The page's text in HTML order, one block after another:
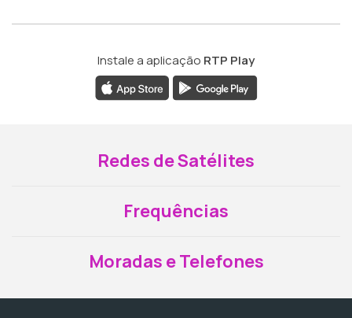
Instale a aplicação RTP Play
Redes de Satélites
Frequências
Moradas e Telefones